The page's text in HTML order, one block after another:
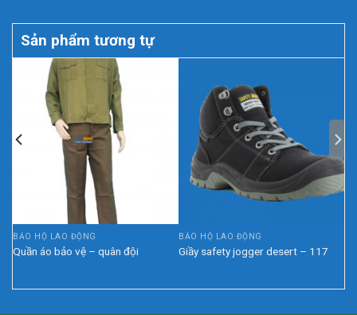
Sản phẩm tương tự
BẢO HỘ LAO ĐỘNG
Quần áo bảo vệ – quân đội
BẢO HỘ LAO ĐỘNG
Giầy safety jogger desert – 117